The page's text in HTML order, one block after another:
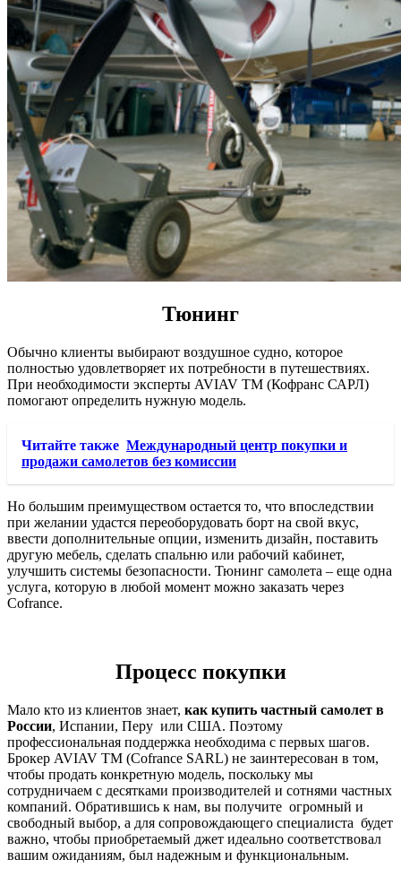
Тюнинг
Обычно клиенты выбирают воздушное судно, которое
полностью удовлетворяет их потребности в путешествиях.
При необходимости эксперты AVIAV TM (Кофранс САРЛ)
помогают определить нужную модель.
Читайте также Международный центр покупки и
продажи самолетов без комиссии
Но большим преимуществом остается то, что впоследствии
при желании удастся переоборудовать борт на свой вкус,
ввести дополнительные опции, изменить дизайн, поставить
другую мебель, сделать спальню или рабочий кабинет,
улучшить системы безопасности. Тюнинг самолета – еще одна
услуга, которую в любой момент можно заказать через
Cofrance.
Процесс покупки
Мало кто из клиентов знает, как купить частный самолет в
России, Испании, Перу или США. Поэтому
профессиональная поддержка необходима с первых шагов.
Брокер AVIAV TM (Cofrance SARL) не заинтересован в том,
чтобы продать конкретную модель, поскольку мы
сотрудничаем с десятками производителей и сотнями частных
компаний. Обратившись к нам, вы получите огромный и
свободный выбор, а для сопровождающего специалиста будет
важно, чтобы приобретаемый джет идеально соответствовал
вашим ожиданиям, был надежным и функциональным.